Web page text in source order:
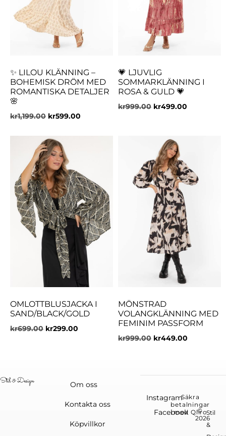
✨ LILOU KLÄNNING –
BOHEMISK DRÖM MED
ROMANTISKA DETALJER
🌸
kr1,199.00 kr599.00
💗 LJUVLIG
SOMMARKLÄNNING I
ROSA & GULD 💗
kr999.00 kr499.00
OMLOTTBLUSJACKA I
SAND/BLACK/GOLD
kr699.00 kr299.00
MÖNSTRAD
VOLANGKLÄNNING MED
FEMINIM PASSFORM
kr999.00 kr449.00
Om oss
Kontakta oss
Köpvillkor
©
2026
Stil
&
Instagram
Facebook
Säkra
betalningar
med Qliro